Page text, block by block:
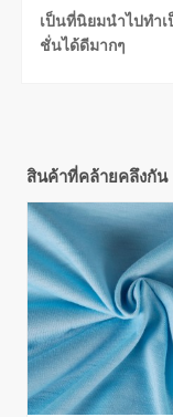
เป็นที่นิยมนำไปทำ
ชั่นได้ดีมากๆ
สินค้าที่คล้ายคลึงกัน